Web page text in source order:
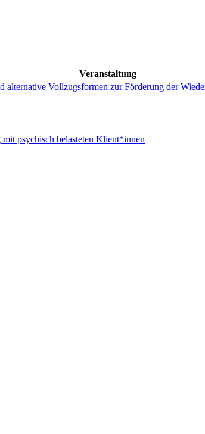
Veranstaltung
Vollzugsformen zur Förderung der
psychisch belasteten Klient*innen